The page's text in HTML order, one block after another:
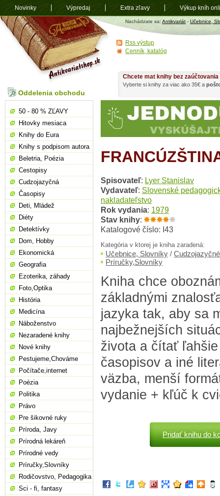
Antikvariát
shop.sk
Nachádzate sa: Antikvariát - Učebnice,
Spisovateľ: Lyer Stanislav
Vydavateľ: Slovenské
nakladateľstvo
Rok vydania: 1979
Stav knihy:
Katalogové číslo: I43
Kategória v ktorej je kniha zaradená:
Učebnice, Slovníky / Cudzojazyčné
Príručky,Slovníky
Kniha chce
základnými
jazyka tak, aby sa
najbežnejších
života a čítať
časopisov a iné
väzba, menší
vydanie + kľúč k
Pridať knihu do
Chcete mat knihy bez
Vyberte si knihy za viac ako 35€ a
Oddelenia obchodu
50 - 80 % ZĽAVY
Hitovky mesiaca
Knihy do Eura
Knihy s podpisom autora
Beletria, Poézia
Cestopisy
Cudzojazyčná
Časopisy
Deti, Mládež
Diéty
Detektívky
Dom, Hobby
Ekonomická
Geografia
Ezoterika, záhady
Foto,Optika
História
Medicína
Náboženstvo
Nezaradené knihy
Nové knihy
Pestujeme,Chováme
Počítače,internet
Poézia
Politika
Právo
Pre šikovné ruky
Príroda, Javy
Prírodná lekáreň
Prírodné vedy
Príručky,Slovníky
Rodičovstvo, Pedagogika
Sci - fi, fantasy
Rss výstup
Cenník, katalóg
Novinky Výpredaj Extra zľavy Výkup kníh